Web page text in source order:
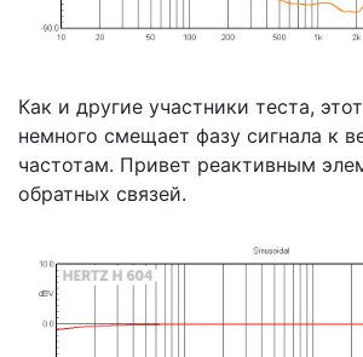
Как и другие участники теста,
немного смещает фазу сигнала к
частотам. Привет реактивным
обратных связей.